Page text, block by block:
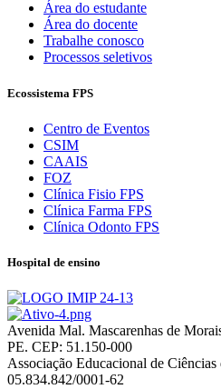
Área do estudante
Área do docente
Trabalhe conosco
Processos seletivos
Ecossistema FPS
Centro de Eventos
CSIM
CAAIS
FOZ
Clínica Fisio FPS
Clínica Farma FPS
Clínica Odonto FPS
Hospital de ensino
Avenida Mal. Mascarenhas de
PE. CEP: 51.150-000
Associação Educacional de
05.834.842/0001-62